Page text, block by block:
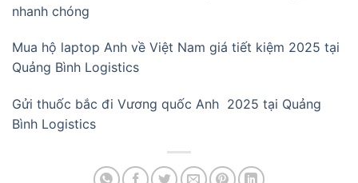
nhanh chóng
Mua hộ laptop Anh về Việt Nam giá tiết kiệm 2025 tại
Quảng Bình Logistics
Gửi thuốc bắc đi Vương quốc Anh 2025 tại Quảng
Bình Logistics